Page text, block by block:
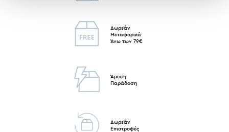
Δωρεάν
Μεταφορικά
Άνω των 79€
Άμεση
Παράδοση
Δωρεάν
Επιστροφές